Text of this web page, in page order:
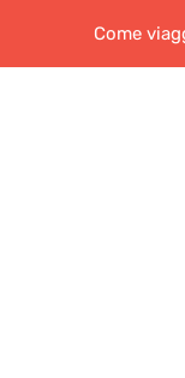
Come